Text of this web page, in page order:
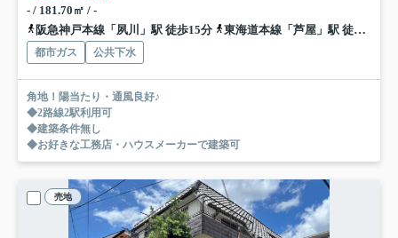
- / 181.70㎡ / -
阪急神戸本線「夙川」駅 徒歩15分
東海道本線「芦屋」駅 徒歩18分
都市ガス 公共下水
角地！陽当たり・通風良好♪
◆2路線2駅利用可
◆建築条件無し
◆お好きな工務店・ハウスメーカーで建築可
売地